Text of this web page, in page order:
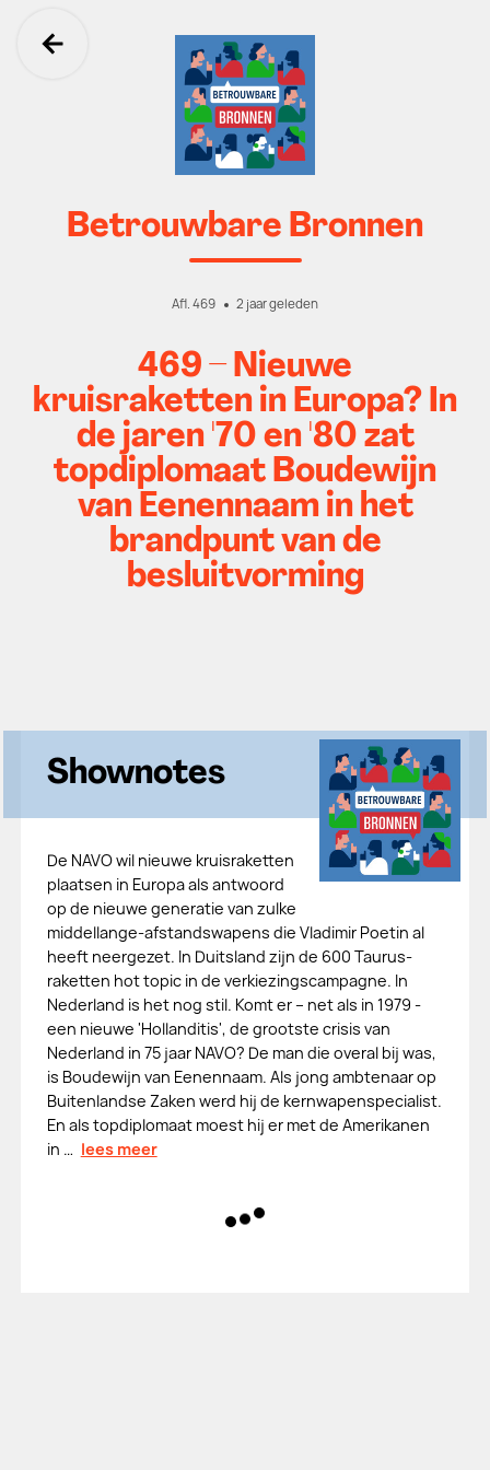
Ga terug
Betrouwbare Bronnen
Afl. 469 2 jaar geleden
469 – Nieuwe
kruisraketten in Europa? In
de jaren '70 en '80 zat
topdiplomaat Boudewijn
van Eenennaam in het
brandpunt van de
besluitvorming
Shownotes
De NAVO wil nieuwe kruisraketten
plaatsen in Europa als antwoord
op de nieuwe generatie van zulke
middellange-afstandswapens die Vladimir Poetin al
heeft neergezet. In Duitsland zijn de 600 Taurus-
raketten hot topic in de verkiezingscampagne. In
Nederland is het nog stil. Komt er – net als in 1979 -
een nieuwe 'Hollanditis', de grootste crisis van
Nederland in 75 jaar NAVO? De man die overal bij was,
is Boudewijn van Eenennaam. Als jong ambtenaar op
Buitenlandse Zaken werd hij de kernwapenspecialist.
En als topdiplomaat moest hij er met de Amerikanen
in … lees meer